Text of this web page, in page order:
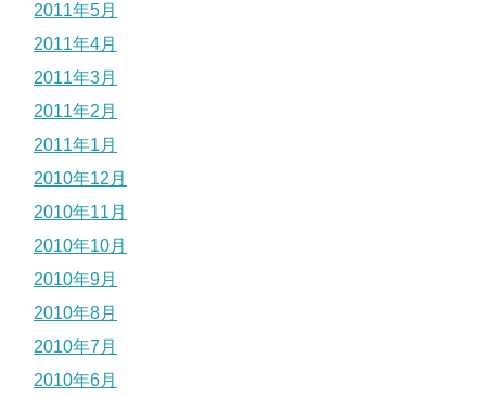
2011年5月
2011年4月
2011年3月
2011年2月
2011年1月
2010年12月
2010年11月
2010年10月
2010年9月
2010年8月
2010年7月
2010年6月